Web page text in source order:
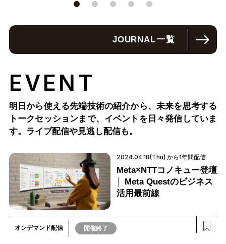
JOURNAL一覧
EVENT
明日から使える先端技術の紹介から、未来を思考する
トークセッションまで、 イベントを日々発信していま
す。ライブ配信や見逃し配信も。
2024.04.18(Thu) から1年間配信
Meta×NTTコノキュー登壇
│ Meta Questのビジネス
活用最前線
オンデマンド配信 開催終了